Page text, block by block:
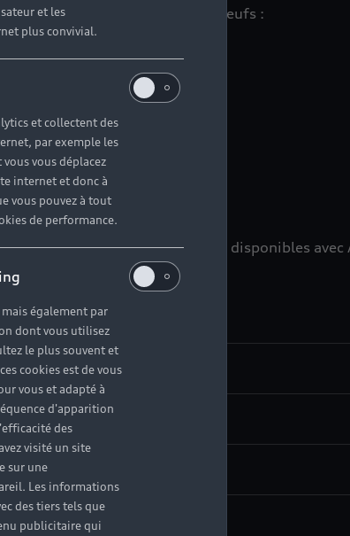
avantages que les véhicules neufs :
d’occasion immédiatement disponibles avec
et les
plus convivial.
et collectent des
par exemple les
vous déplacez
internet et donc à
vous pouvez à tout
de performance.
également par
dont vous utilisez
le plus souvent et
cookies est de vous
vous et adapté à
d'apparition
des
visité un site
sur une
Les informations
des tiers tels que
publicitaire qui